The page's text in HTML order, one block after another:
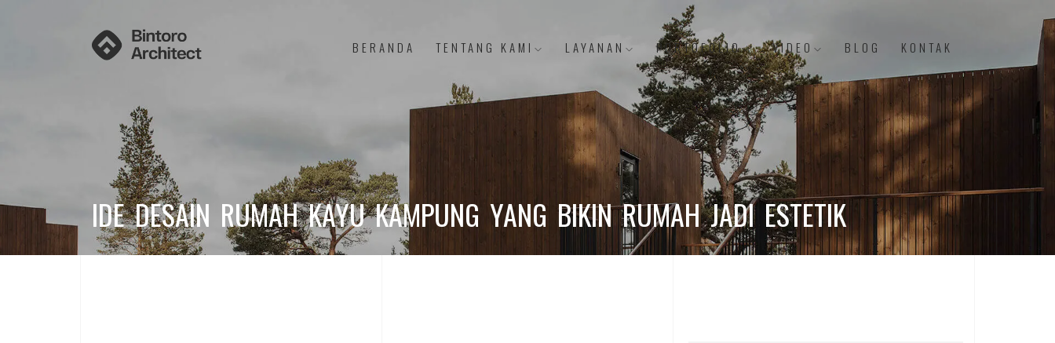
BERANDA TENTANG KAMI LAYANAN PORTOFOLIO VIDEO BLOG KONTAK
IDE DESAIN RUMAH KAYU KAMPUNG YANG BIKIN RUMAH JADI ESTETIK